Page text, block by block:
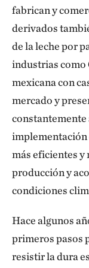
fabrican y
derivados
de la leche por
industrias como
mexicana con
mercado y
constantemente
implementación
más eficientes
producción y
condiciones
Hace algunos
primeros pasos
resistir la dura